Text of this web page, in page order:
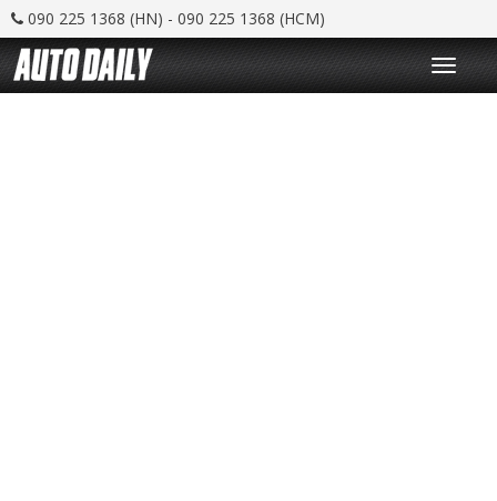
090 225 1368 (HN) - 090 225 1368 (HCM)
T
o
g